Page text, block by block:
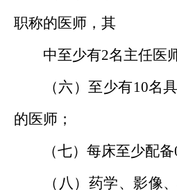
职称的医师，其
中至少有2名主任医
（六）至少有10名具
的医师；
（七）每床至少配备
（八）药学、影像、